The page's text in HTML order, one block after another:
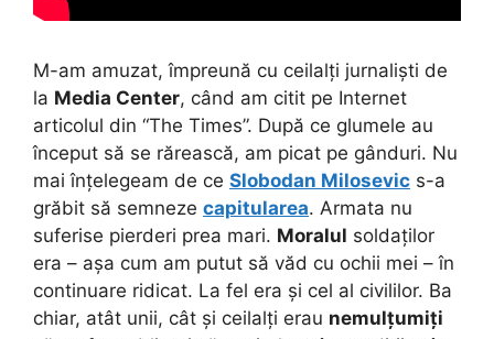
M-am amuzat, împreună cu ceilalți jurnaliști de
la Media Center, când am citit pe Internet
articolul din “The Times”. După ce glumele au
început să se rărească, am picat pe gânduri. Nu
mai înțelegeam de ce Slobodan Milosevic s-a
grăbit să semneze capitularea. Armata nu
suferise pierderi prea mari. Moralul soldaților
era – așa cum am putut să văd cu ochii mei – în
continuare ridicat. La fel era și cel al civililor. Ba
chiar, atât unii, cât și ceilalți erau nemulțumiți